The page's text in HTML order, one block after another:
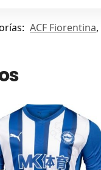
ACF Fiorentina,